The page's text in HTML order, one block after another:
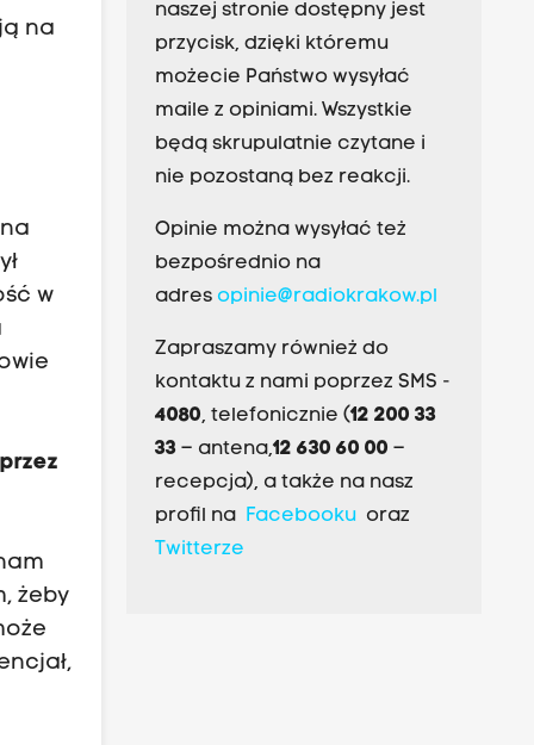
na
w
żeby
naszej stronie dostępny jest
przycisk, dzięki któremu
możecie Państwo wysyłać
maile z opiniami. Wszystkie
będą skrupulatnie czytane i
nie pozostaną bez reakcji.
Opinie można wysyłać też
bezpośrednio na
adres opinie@radiokrakow.pl
Zapraszamy również do
kontaktu z nami poprzez SMS -
4080, telefonicznie (12 200 33
33– antena,12 630 60 00 –
recepcja), a także na nasz
profil na Facebookuoraz
Twitterze